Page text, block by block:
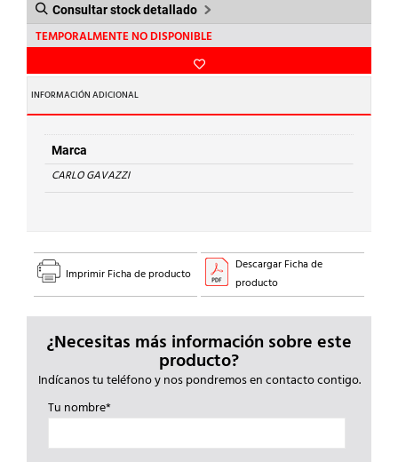
Consultar stock detallado
TEMPORALMENTE NO DISPONIBLE
INFORMACIÓN ADICIONAL
Marca
CARLO GAVAZZI
Imprimir Ficha de producto
Descargar Ficha de
producto
¿Necesitas más información sobre este
producto?
Indícanos tu teléfono y nos pondremos en contacto contigo.
Tu nombre*